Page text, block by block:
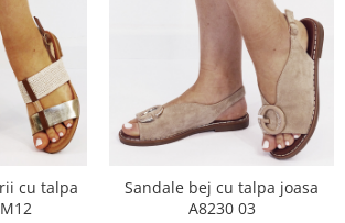
cu talpa
Sandale bej cu talpa joasa
A8230 03